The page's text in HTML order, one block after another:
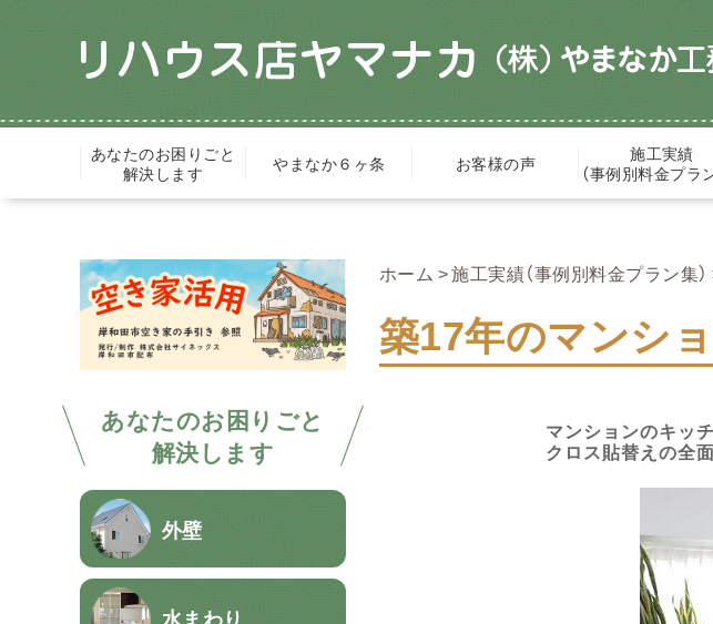
あなたのお困りごと
解決します
やまなか６ヶ条 お客様の声
施工実績
（事例別料金プラ
あなたのお困りごと
解決します
外壁
水まわり
ホーム 施工実績（事例別料金プラン集）
築17年のマンシ
マンションのキッ
クロス貼替えの全